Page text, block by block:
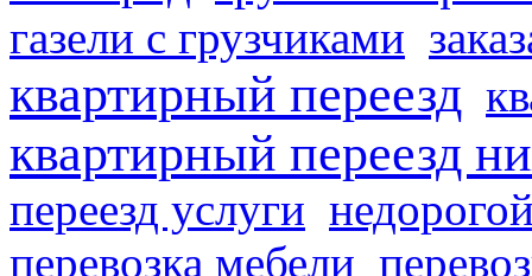
газели с грузчиками
квартирный переезд
квартирный переезд
переезд услуги
перевозка мебели